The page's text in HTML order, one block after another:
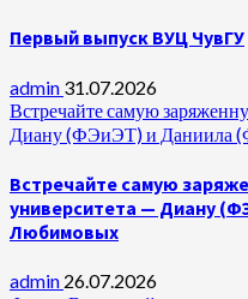
Первый выпуск ВУЦ ЧувГУ
admin 31.07.2026
Встречайте самую
Диану (ФЭиЭТ) и
Встречайте самую
университета — Диану
Любимовых
admin 26.07.2026